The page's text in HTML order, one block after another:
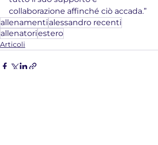
collaborazione affinché ciò accada.”
allenamenti alessandro recenti
allenatoriestero
Articoli